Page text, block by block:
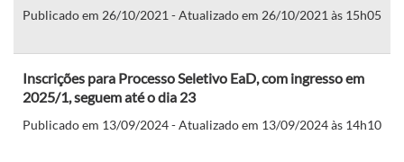
Publicado em 26/10/2021 - Atualizado em 26/10/2021 às 15h05
Inscrições para Processo Seletivo EaD, com ingresso em
2025/1, seguem até o dia 23
Publicado em 13/09/2024 - Atualizado em 13/09/2024 às 14h10